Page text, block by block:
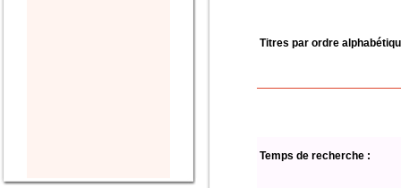
Titres par ordre
Temps de recherche :